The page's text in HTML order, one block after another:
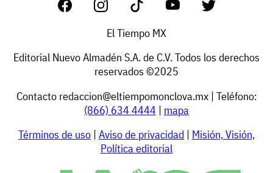
El Tiempo MX
Editorial Nuevo Almadén S.A. de C.V. Todos los derechos
reservados ©2025
Contacto redaccion@eltiempomonclova.mx| Teléfono:
(866) 634 4444 | mapa
Términos de uso | Aviso de privacidad | Misión, Visión,
Política editorial